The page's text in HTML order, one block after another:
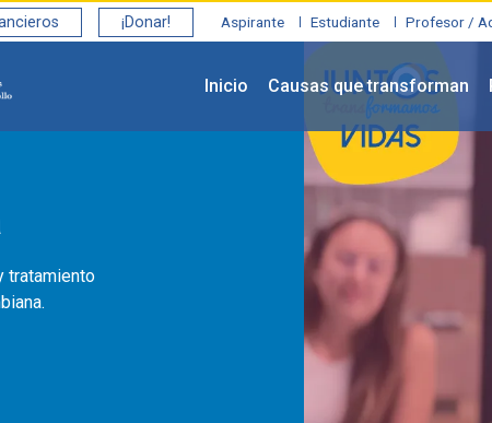
Aspirante Estudiante Profesor /
¡Donar!
Inicio Causas que transforman
tratamiento